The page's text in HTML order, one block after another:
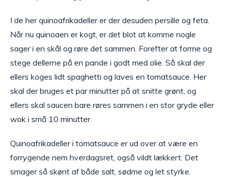
I de her quinoafrikadeller er der desuden persille og feta.
Når nu quinoaen er kogt, er det blot at komme nogle
sager i en skål og røre det sammen. Forefter at forme og
stege dellerne på en pande i godt med olie. Så skal der
ellers koges lidt spaghetti og laves en tomatsauce. Her
skal der bruges et par minutter på at snitte grønt, og
ellers skal saucen bare røres sammen i en stor gryde eller
wok i små 10 minutter.
Quinoafrikadeller i tomatsauce er ud over at være en
forrygende nem hverdagsret, også vildt lækkert. Det
smager så skønt af både salt, sødme og let styrke.